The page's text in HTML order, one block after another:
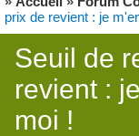
prix de revient : je
Seuil de
revient :
moi !